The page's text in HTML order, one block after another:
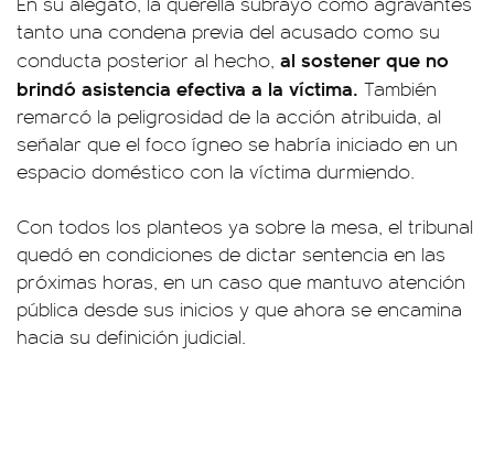
tanto una condena previa del acusado como su
conducta posterior al hecho, al sostener que no
brindó asistencia efectiva a la víctima. También
remarcó la peligrosidad de la acción atribuida, al
señalar que el foco ígneo se habría iniciado en un
espacio doméstico con la víctima durmiendo.
Con todos los planteos ya sobre la mesa, el tribunal
quedó en condiciones de dictar sentencia en las
próximas horas, en un caso que mantuvo atención
pública desde sus inicios y que ahora se encamina
hacia su definición judicial.